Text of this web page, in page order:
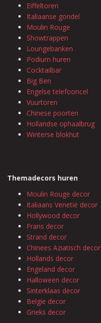
Eiffeltoren
Italiaanse gondel
Moulin Rouge
Showtrappen
Loungebanken
Podium huren
Cocktailbar
Big Ben
Engelse telefooncel
Vuurtoren
Chinese poorten
Hollandse ophaalbrug
Winterse blokhut
Themadecors huren
Moulin Rouge decor
Italiaans Venetië decor
Hollywood decor
Frans decor
Strand decor
Chinees Aziatisch decor
Hollands decor
Engeland decor
Halloween decor
Sinterklaas decor
Belgie decor
Grieks decor